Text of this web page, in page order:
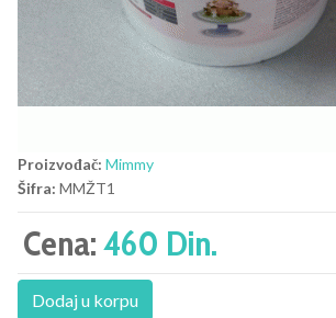
Proizvođač: Mimmy
Šifra: MMŽT1
Cena:460 Din.
Dodaj u korpu